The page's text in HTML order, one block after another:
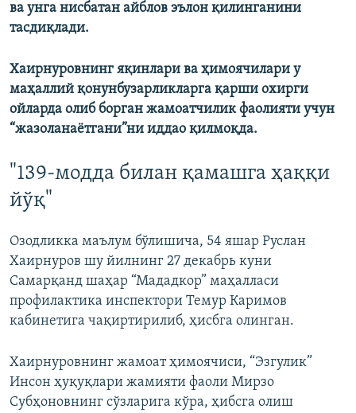
ва унга нисбатан айблов эълон қилинганини
тасдиқлади.
Хаирнуровнинг яқинлари ва ҳимоячилари у
маҳаллий қонунбузарликларга қарши охирги
ойларда олиб борган жамоатчилик фаолияти учун
“жазоланаётгани”ни иддао қилмоқда.
"139-модда билан қамашга ҳаққи
йўқ"
Озодликка маълум бўлишича, 54 яшар Руслан
Хаирнуров шу йилнинг 27 декабрь куни
Самарқанд шаҳар “Мададкор” маҳалласи
профилактика инспектори Темур Каримов
кабинетига чақиртирилиб, ҳисбга олинган.
Хаирнуровнинг жамоат ҳимоячиси, “Эзгулик”
Инсон ҳуқуқлари жамияти фаоли Мирзо
Субҳоновнинг сўзларига кўра, ҳибсга олиш